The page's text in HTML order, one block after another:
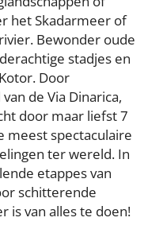
het Skadarmeer of
Bewonder oude
stadjes en
Door
de Via Dinarica,
door maar liefst 7
meest spectaculaire
ter wereld. In
etappes van
schitterende
is van alles te doen!